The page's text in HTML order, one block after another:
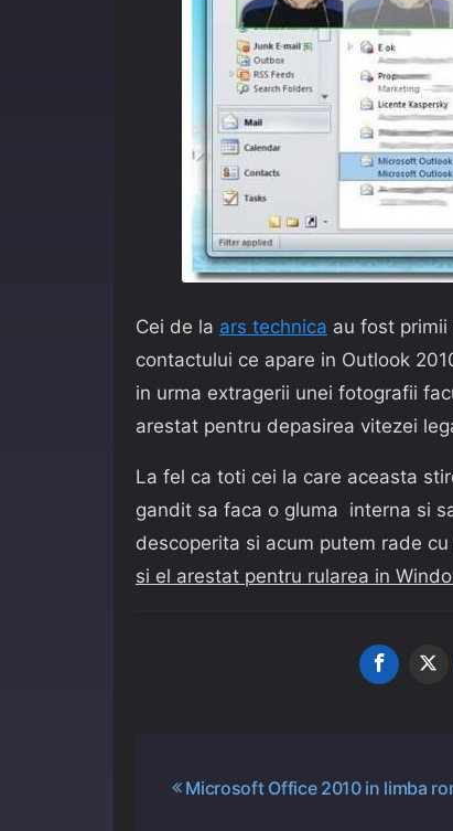
Cei de la ars technica au fost
contactului ce apare in Outlook
in urma extragerii unei fotografii
arestat pentru depasirea vitezei
La fel ca toti cei la care aceasta
gandit sa faca o gluma interna si
descoperita si acum putem rade
si el arestat pentru rularea in
Navigare
Microsoft Office 2010 in limba